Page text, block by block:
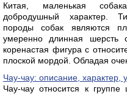
Китая, маленькая
добродушный характер.
породы собак являются
умеренно длинная шерсть
коренастая фигура с
плоской мордой. Обладая
Чау-чау: описание, характер,
Чау-чау относится к